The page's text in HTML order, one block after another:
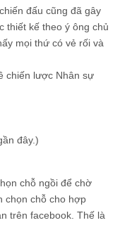
đấu cũng đã gây
thiết kế theo ý ông chủ
mọi thứ có vẻ rối và
chiến lược Nhân sự
đây.)
chỗ ngồi để chờ
chọn chỗ cho hợp
trên facebook. Thế là